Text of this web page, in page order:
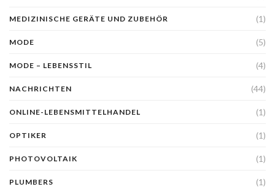
MEDIZINISCHE GERÄTE UND ZUBEHÖR (1)
MODE (5)
MODE – LEBENSSTIL (4)
NACHRICHTEN (44)
ONLINE-LEBENSMITTELHANDEL (1)
OPTIKER (1)
PHOTOVOLTAIK (1)
PLUMBERS (1)